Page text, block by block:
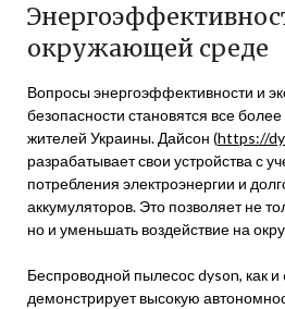
окружающей среде
Вопросы энергоэффективности и
безопасности становятся все
жителей Украины. Дайсон (https://
разрабатывает свои устройства с
потребления электроэнергии и
аккумуляторов. Это позволяет не
но и уменьшать воздействие на
Беспроводной пылесос dyson, как
демонстрирует высокую